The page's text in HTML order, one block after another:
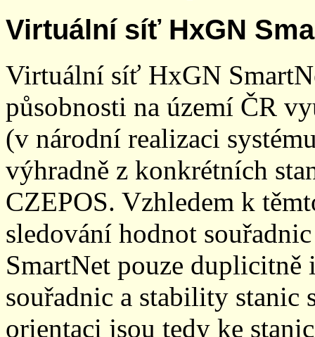
Virtuální síť HxGN
Virtuální síť HxGN
působnosti na území ČR
(v národní realizaci
výhradně z konkrétních
CZEPOS. Vzhledem k
sledování hodnot
SmartNet pouze
souřadnic a stability stanic
orientaci jsou tedy ke